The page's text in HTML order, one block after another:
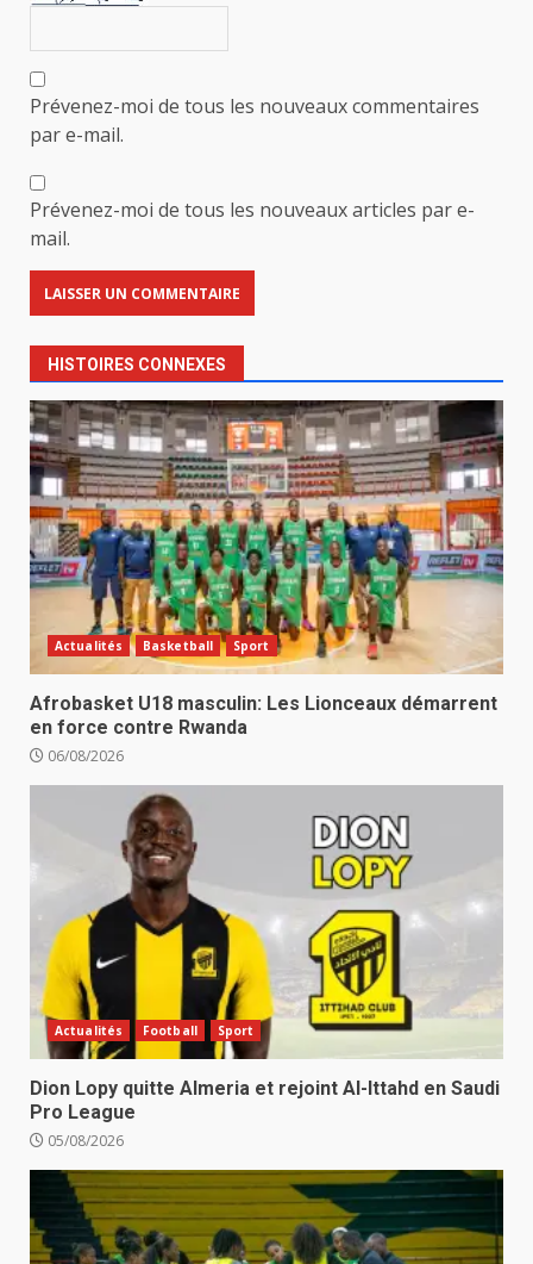
Prévenez-moi de tous les nouveaux commentaires
par e-mail.
Prévenez-moi de tous les nouveaux articles par e-
mail.
HISTOIRES CONNEXES
Actualités Basketball Sport
Afrobasket U18 masculin: Les Lionceaux démarrent
en force contre Rwanda
06/08/2026
Actualités Football Sport
Dion Lopy quitte Almeria et rejoint Al-Ittahd en Saudi
Pro League
05/08/2026